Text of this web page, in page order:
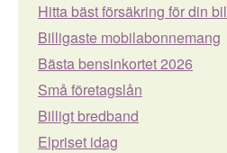
Hitta bäst försäkring för din bil
Billigaste mobilabonnemang
Bästa bensinkortet 2026
Små företagslån
Billigt bredband
Elpriset idag